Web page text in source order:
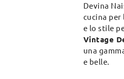
Devina
cucina per
e lo stile
Vintage
una
e belle.